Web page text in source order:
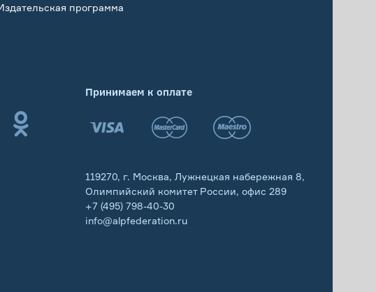
программа
Принимаем к оплате
119270, г. Москва, Лужнецкая набережная 8,
Олимпийский комитет России, офис 289
+7 (495) 798-40-30
info@alpfederation.ru